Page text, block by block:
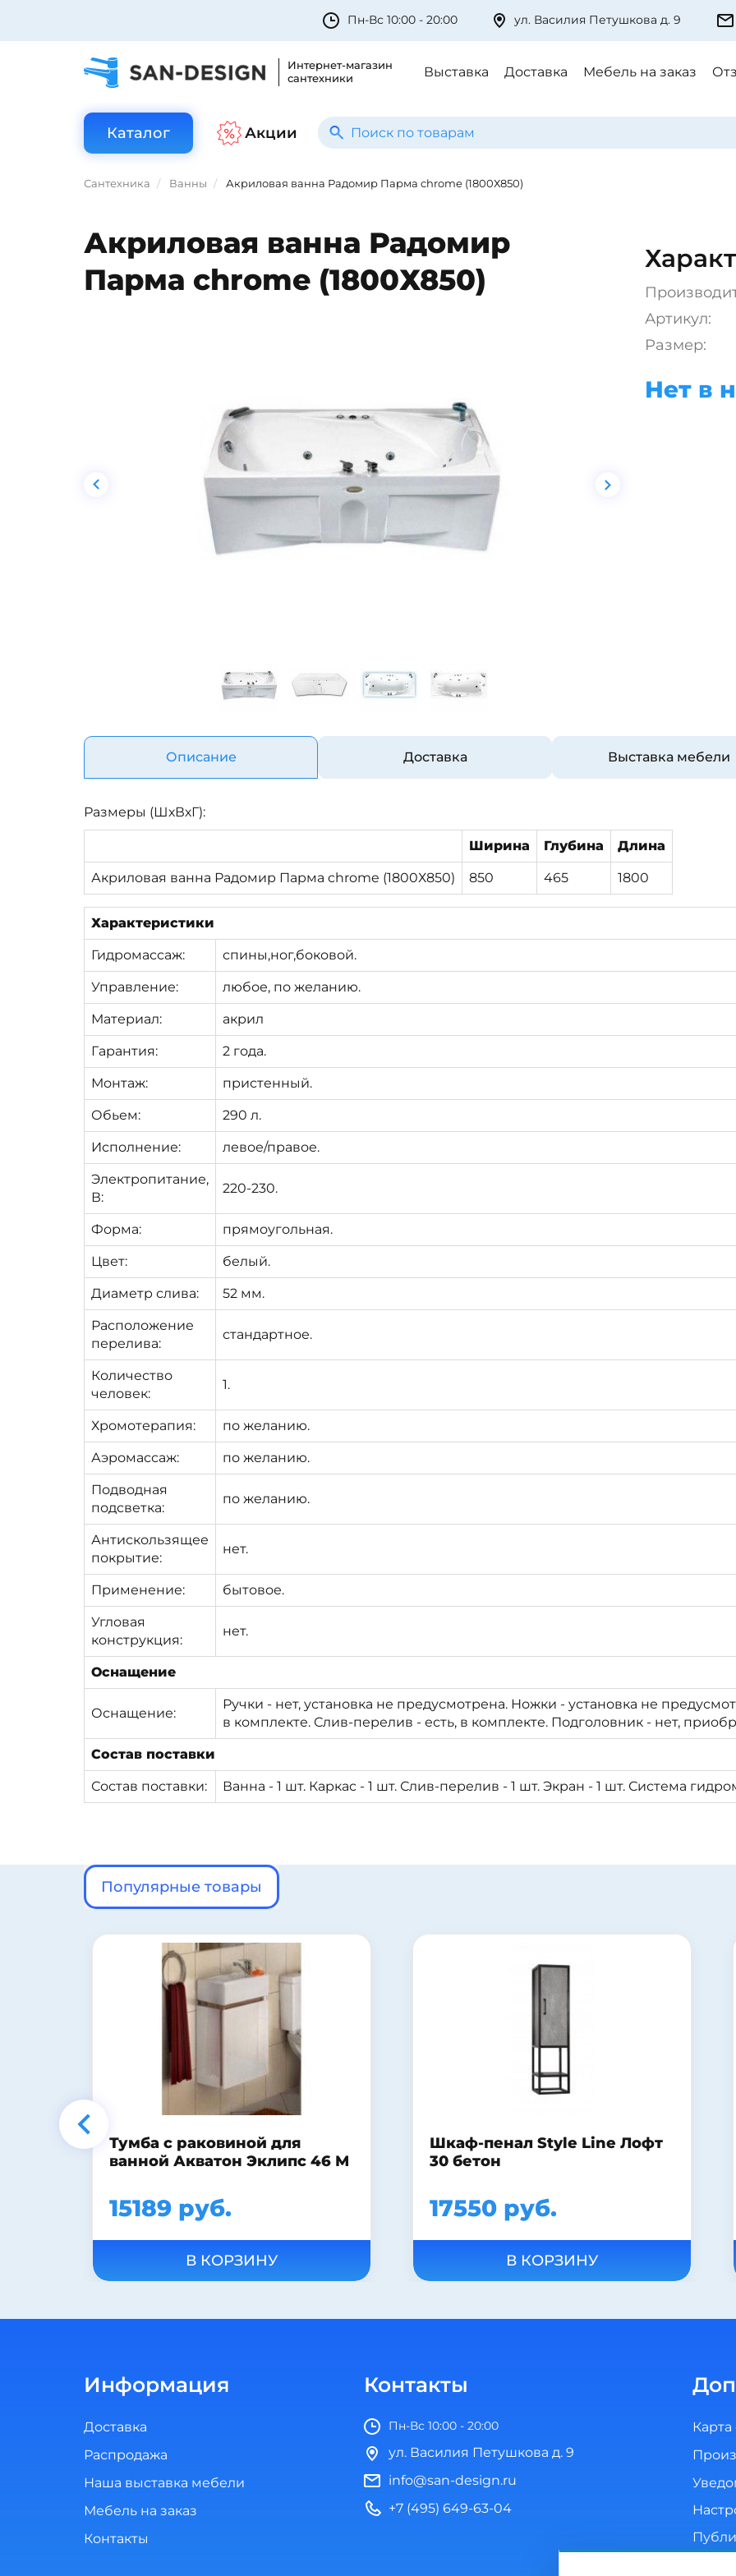
Пн-Вс 10:00 - 20:00 ул. Василия Петушкова д. 9
Интернет-магазин
сантехники
Выставка Доставка Мебель на заказ
Каталог Акции
Сантехника Ванны Акриловая ванна Радомир Парма chrome (1800Х850)
Акриловая ванна Радомир
Парма chrome (1800Х850)
Артикул:
Размер:
Нет в
Описание Доставка Выставка мебели
Размеры (ШхВхГ):
Ширина Глубина Длина
Акриловая ванна Радомир Парма chrome (1800Х850) 850 465 1800
Характеристики
Гидромассаж: спины,ног,боковой.
Управление: любое, по желанию.
Материал: акрил
Гарантия: 2 года.
Монтаж: пристенный.
Обьем: 290 л.
Исполнение: левое/правое.
Электропитание,
В:
220-230.
Форма: прямоугольная.
Цвет: белый.
Диаметр слива: 52 мм.
Расположение
перелива:
стандартное.
Количество
человек:
1.
Хромотерапия: по желанию.
Аэромассаж: по желанию.
Подводная
подсветка:
по желанию.
Антискользящее
покрытие:
нет.
Применение: бытовое.
Угловая
конструкция:
нет.
Оснащение
Оснащение:
Ручки - нет, установка не предусмотрена. Ножки - установка не
в комплекте. Слив-перелив - есть, в комплекте. Подголовник - нет,
Состав поставки
Состав поставки: Ванна - 1 шт. Каркас - 1 шт. Слив-перелив - 1 шт. Экран - 1 шт. Система
Популярные товары
Шкаф-пенал Style Line Лофт
30 бетон
17550 руб.
В КОРЗИНУ
Шкаф-зеркало Francesca
Виктория 70 бежевый
11940 руб.
В КОРЗИНУ
Информация
Доставка
Распродажа
Наша выставка мебели
Мебель на заказ
Контакты
Контакты
Пн-Вс 10:00 - 20:00
ул. Василия Петушкова д. 9
info@san-design.ru
+7 (495) 649-63-04
Карта